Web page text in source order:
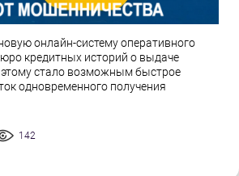
онлайн-систему оперативного
кредитных историй о выдаче
стало возможным быстрое
одновременного получения
142